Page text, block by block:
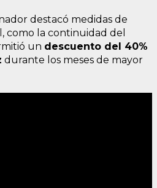
destacó medidas de
como la continuidad del
un descuento del 40%
durante los meses de mayor